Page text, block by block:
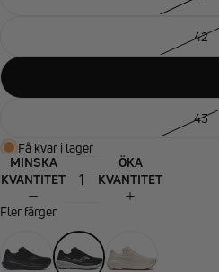
42
43
Få kvar i lager
MINSKA
KVANTITET
ÖKA
KVANTITET
Fler färger